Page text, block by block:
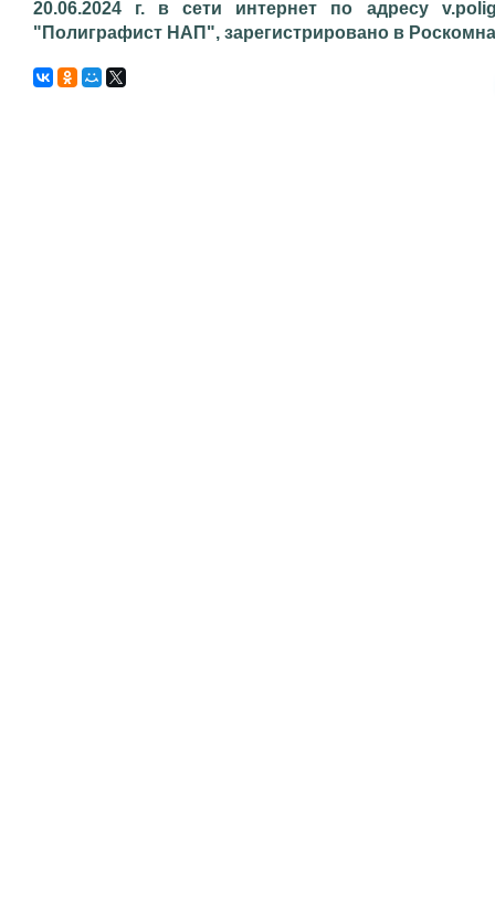
20.06.2024 г. в сети интернет по адресу
"Полиграфист НАП", зарегистрировано в